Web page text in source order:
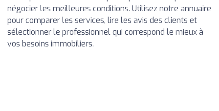
négocier les meilleures conditions. Utilisez notre annuaire
pour comparer les services, lire les avis des clients et
sélectionner le professionnel qui correspond le mieux à
vos besoins immobiliers.